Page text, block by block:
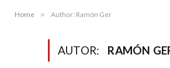
Home » Author: Ramón Ger
AUTOR: RAMÓN